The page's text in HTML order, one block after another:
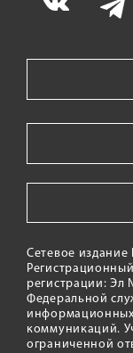
Сетевое
регистрации: Эл
Федеральной
информационных
коммуникаций.
ограниченной